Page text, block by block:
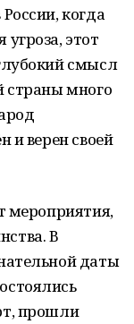
когда
этот
смысл
страны много
и верен своей
мероприятия,
В
даты
прошли